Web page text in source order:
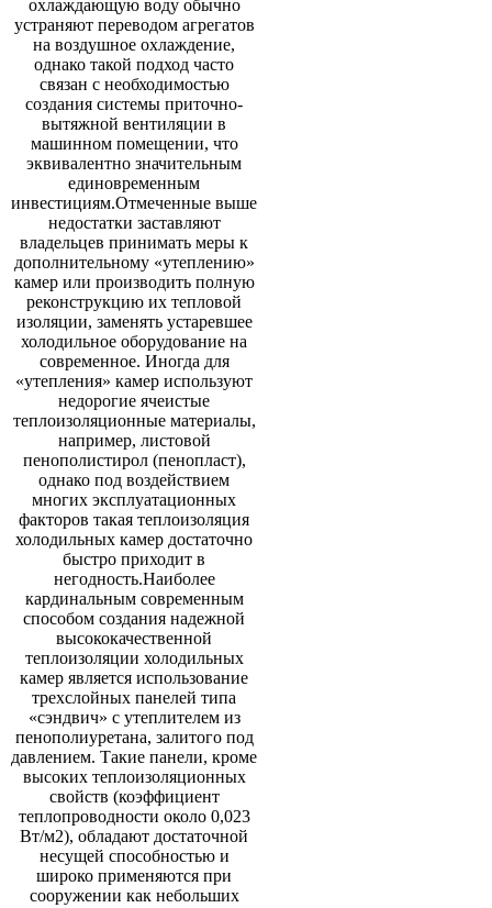
охлаждающую воду обычно
устраняют переводом агрегатов
на воздушное охлаждение,
однако такой подход часто
связан с необходимостью
создания системы приточно-
вытяжной вентиляции в
машинном помещении, что
эквивалентно значительным
единовременным
инвестициям.Отмеченные выше
недостатки заставляют
владельцев принимать меры к
дополнительному «утеплению»
камер или производить полную
реконструкцию их тепловой
изоляции, заменять устаревшее
холодильное оборудование на
современное. Иногда для
«утепления» камер используют
недорогие ячеистые
теплоизоляционные материалы,
например, листовой
пенополистирол (пенопласт),
однако под воздействием
многих эксплуатационных
факторов такая теплоизоляция
холодильных камер достаточно
быстро приходит в
негодность.Наиболее
кардинальным современным
способом создания надежной
высококачественной
теплоизоляции холодильных
камер является использование
трехслойных панелей типа
«сэндвич» с утеплителем из
пенополиуретана, залитого под
давлением. Такие панели, кроме
высоких теплоизоляционных
свойств (коэффициент
теплопроводности около 0,023
Вт/м2), обладают достаточной
несущей способностью и
широко применяются при
сооружении как небольших